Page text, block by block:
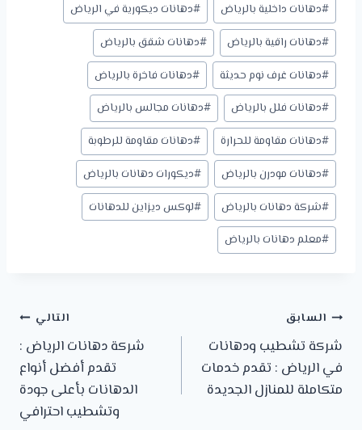
#دهانات داخلية بالرياض #دهانات ديكورية في الرياض
#دهانات راقية بالرياض #دهانات شقق بالرياض
#دهانات غرف نوم حديثة #دهانات فاخرة بالرياض
#دهانات فلل بالرياض #دهانات مجالس بالرياض
#دهانات مقاومة للحرارة #دهانات مقاومة للرطوبة
#دهانات مودرن بالرياض #ديكورات دهانات بالرياض
#شركة دهانات بالرياض #لوكس ديزاين للدهانات
#معلم دهانات بالرياض
تصفّح
المقالات
السابق
شركة تشطيب ودهانات
في الرياض : تقدم خدمات
متكاملة للمنازل الجديدة
التالي
شركة دهانات الرياض :
تقدم أفضل أنواع
الدهانات بأعلى جودة
وتشطيب احترافي